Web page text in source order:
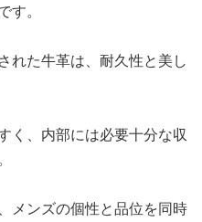
。
れた牛革は、耐久性と美し
く、内部には必要十分な収
メンズの個性と品位を同時